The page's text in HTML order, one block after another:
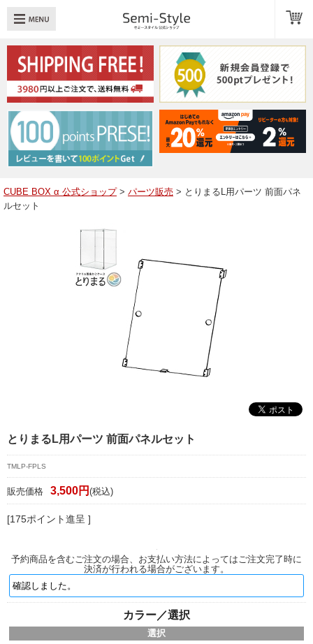
：透明扉 引き出し LED
へ戻る
品一覧
ューブボックスαレイアウト例
問い合わせ
CUBE BOX α 公式ショップ> パーツ販売 > とりまるL用パーツ 前面パネ
ルセット
とりまるL用パーツ 前面パネルセット
TMLP-FPLS
販売価格 3,500円 (税込)
[175ポイント進呈 ]
予約商品を含むご注文の場合、お支払い方法によってはご注文完了時に
決済が行われる場合がございます。
カラー／選択
選択